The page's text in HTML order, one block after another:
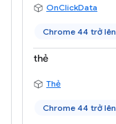
OnClickData
Chrome 44 trở lên
thẻ
Thẻ
Chrome 44 trở lên